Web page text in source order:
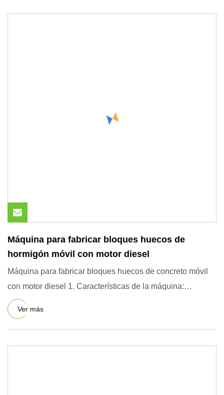
Máquina para fabricar bloques huecos de
hormigón móvil con motor diesel
Máquina para fabricar bloques huecos de concreto móvil
con motor diesel 1. Características de la máquina:
máquina para f
Ver más